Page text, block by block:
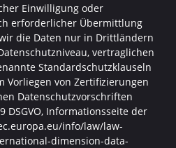
Einwilligung oder
erforderlicher Übermittlung
die Daten nur in Drittländern
vertraglichen
Standardschutzklauseln
Vorliegen von Zertifizierungen
Datenschutzvorschriften
DSGVO, Informationsseite der
info/law/law-
dimension-data-